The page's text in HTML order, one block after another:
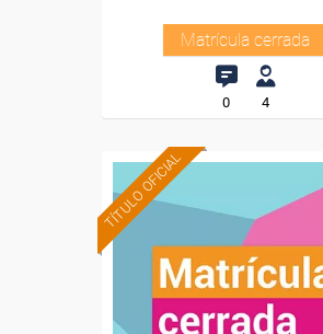
Matrícula cerrada
0 4
TÍTULO OFICIAL